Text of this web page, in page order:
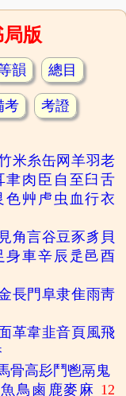
版
韻 總目
考 考證
米糸缶网 羊羽老
聿肉 臣 自 至 臼舌
色艸 虍 虫 血行衣
見角言谷豆豕豸 貝
身車辛辰 辵 邑酉
長門 阜隶隹雨靑
革韋韭音頁風飛
骨高髟 鬥鬯鬲 鬼
魚鳥 鹵 鹿麥 麻 12